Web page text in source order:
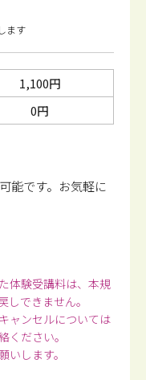
ます
1,100円
0円
能です。 お気軽に
体験受講料は、本規
できません。
ャンセルについては
ください。
します。